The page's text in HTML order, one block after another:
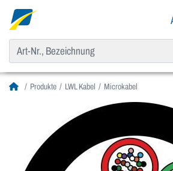
Produkte LWL Kabel Microkabel